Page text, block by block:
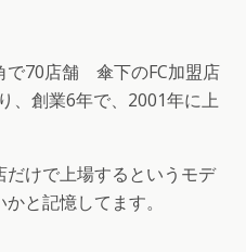
で70店舗 傘下のFC加盟店
、創業6年で、2001年に上
けで上場するというモデ
と記憶してます。